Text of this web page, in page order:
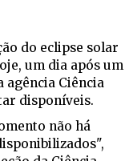
do eclipse solar
um dia após um
agência Ciência
disponíveis.
não há